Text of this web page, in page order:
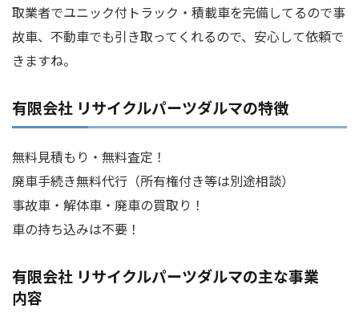
取業者でユニック付トラック・積載車を完備してるので事
故車、不動車でも引き取ってくれるので、安心して依頼で
きますね。
有限会社 リサイクルパーツダルマの特徴
無料見積もり・無料査定！
廃車手続き無料代行（所有権付き等は別途相談）
事故車・解体車・廃車の買取り！
車の持ち込みは不要！
有限会社 リサイクルパーツダルマの主な事業
内容